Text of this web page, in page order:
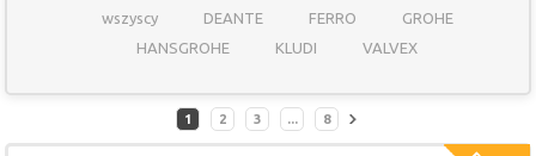
wszyscy DEANTE FERRO
GROHE
HANSGROHE
KLUDI VALVEX
1 2 3 ... 8